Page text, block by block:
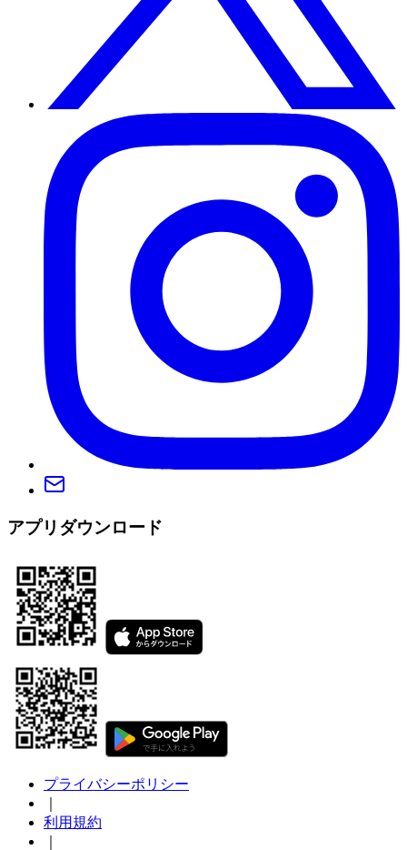
アプリダウンロード
プライバシーポリシー
利用規約